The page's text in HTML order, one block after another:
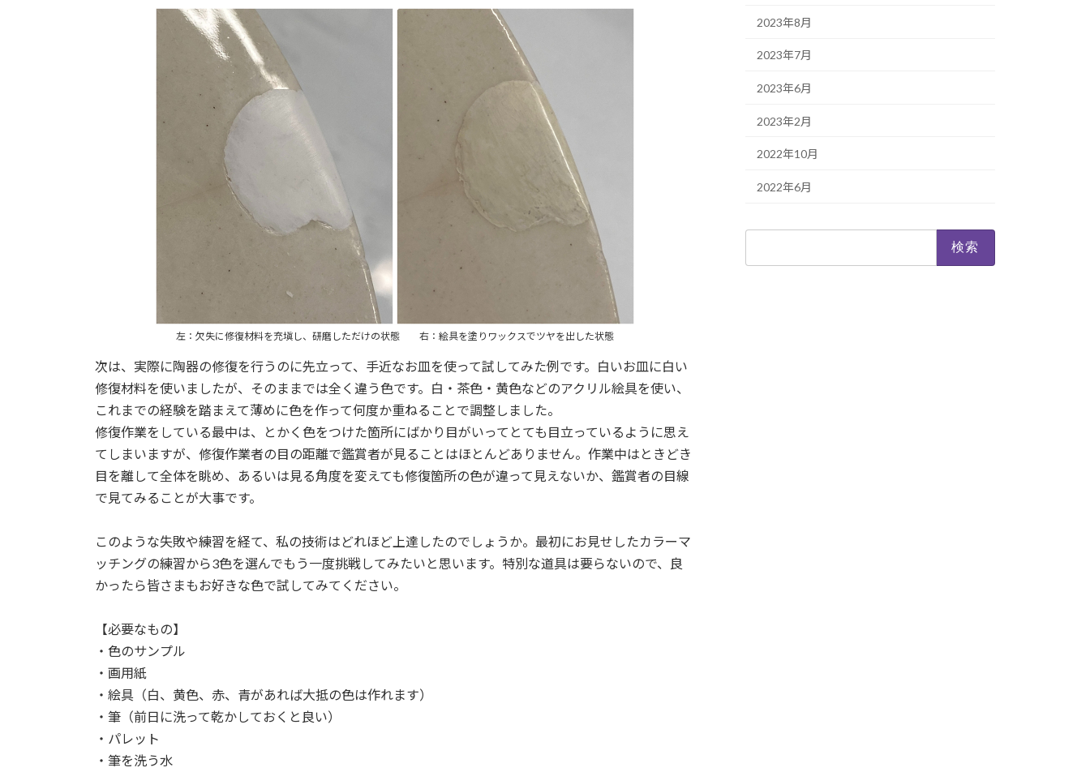
左：欠失に修復材料を充塡し、研磨しただけの状態右：絵具を塗りワックスでツヤを出した状態
次は、実際に陶器の修復を行うのに先立って、手近なお皿を使って試してみた例です。白いお皿に白い
修復材料を使いましたが、そのままでは全く違う色です。白・茶色・黄色などのアクリル絵具を使い、
これまでの経験を踏まえて薄めに色を作って何度か重ねることで調整しました。
修復作業をしている最中は、とかく色をつけた箇所にばかり目がいってとても目立っているように思え
てしまいますが、修復作業者の目の距離で鑑賞者が見ることはほとんどありません。作業中はときどき
目を離して全体を眺め、あるいは見る角度を変えても修復箇所の色が違って見えないか、鑑賞者の目線
で見てみることが大事です。
このような失敗や練習を経て、私の技術はどれほど上達したのでしょうか。最初にお見せしたカラーマ
ッチングの練習から3色を選んでもう一度挑戦してみたいと思います。特別な道具は要らないので、良
かったら皆さまもお好きな色で試してみてください。
【必要なもの】
・色のサンプル
・画用紙
・絵具（白、黄色、赤、青があれば大抵の色は作れます）
・筆（前日に洗って乾かしておくと良い）
・パレット
・筆を洗う水
2023年8月
2023年7月
2023年6月
2023年2月
2022年10月
2022年6月